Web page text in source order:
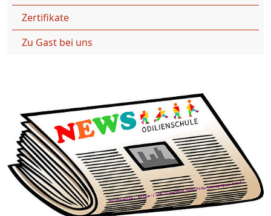
Zertifikate
Zu Gast bei uns